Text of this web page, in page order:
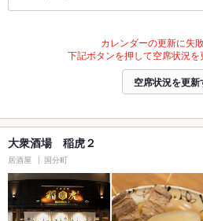
カレンダーの更新に失
下記ボタンを押して空席状況を
空席状況を更新
大衆酒場 稲虎２
居酒屋 国分町